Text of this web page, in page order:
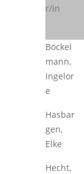
r/in
Böckel
mann,
Ingelor
e
Hasbar
gen,
Elke
Hecht,